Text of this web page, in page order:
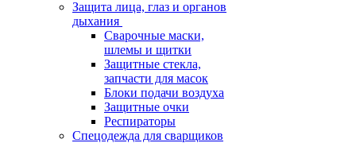
Защита лица, глаз и органов
дыхания
Сварочные маски,
шлемы и щитки
Защитные стекла,
запчасти для масок
Блоки подачи воздуха
Защитные очки
Респираторы
Спецодежда для сварщиков